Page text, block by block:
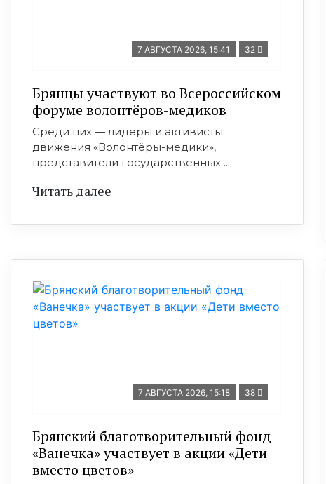
7 АВГУСТА 2026, 15:41 32
Брянцы участвуют во Всероссийском
форуме волонтёров-медиков
Среди них — лидеры и активисты
движения «Волонтёры-медики»,
представители государственных ...
Читать далее
7 АВГУСТА 2026, 15:18 38
Брянский благотворительный фонд
«Ванечка» участвует в акции «Дети
вместо цветов»